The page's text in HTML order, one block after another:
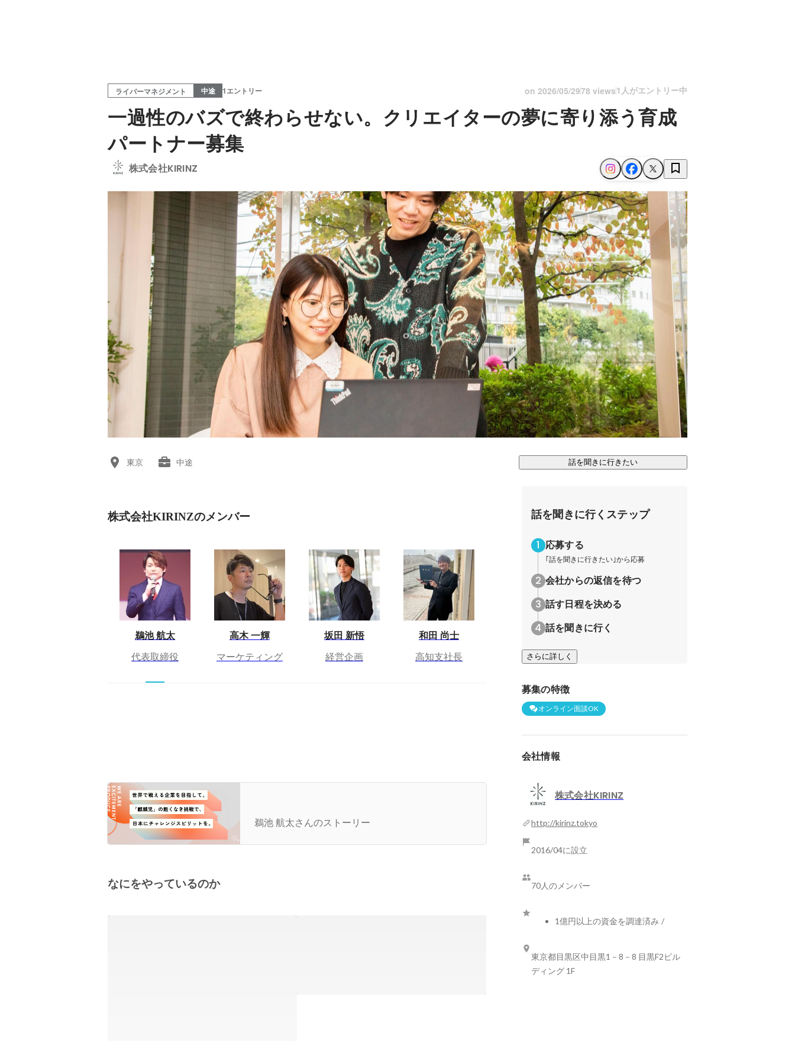
ライバーマネジメント 中途 1エントリー on 2026/05/2978 views1人がエントリー中
一過性のバズで終わらせない。クリエイターの夢に寄り添う育成
パートナー募集
株式会社KIRINZ
東京 中途 話を聞きに行きたい
株式会社KIRINZのメンバー
鵜池 航太
代表取締役
高木 一輝
マーケティング
坂田 新悟
経営企画
和田 尚士
高知支社長
ライブ配信事業で2年以内に世界進出。挑戦を体現
し続ける先に見据える新たな“舞台”とは
鵜池 航太さんのストーリー
なにをやっているのか
話を聞きに行くステップ
応募する
｢話を聞きに行きたい｣から応募
会社からの返信を待つ
話す日程を決める
話を聞きに行く
さらに詳しく
募集の特徴
オンライン面談OK
会社情報
株式会社KIRINZ
http://kirinz.tokyo
2016/04に設立
70人のメンバー
1億円以上の資金を調達済み /
東京都目黒区中目黒1－8－8 目黒F2ビル
ディング 1F